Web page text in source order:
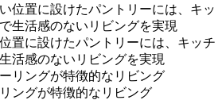
置に設けたパントリーには、キッチ
活感のないリビングを実現
ングが特徴的なリビング